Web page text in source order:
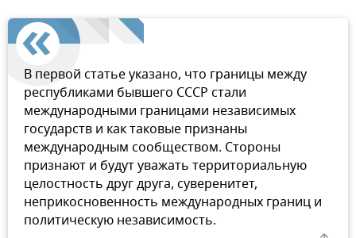
В первой статье указано, что границы между
республиками бывшего СССР стали
международными границами независимых
государств и как таковые признаны
международным сообществом. Стороны
признают и будут уважать территориальную
целостность друг друга, суверенитет,
неприкосновенность международных границ и
политическую независимость.